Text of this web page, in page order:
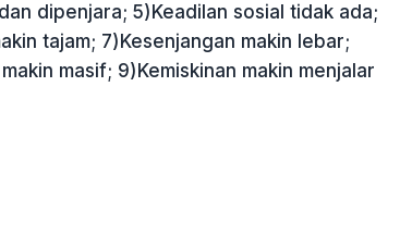
dipenjara; 5)Keadilan sosial tidak ada;
tajam; 7)Kesenjangan makin lebar;
masif; 9)Kemiskinan makin menjalar